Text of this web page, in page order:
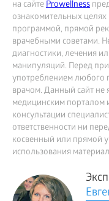
на сайтеProwellness
ознакомительных целях
программой, прямой
врачебными советами.
диагностики, лечения
манипуляций. Перед
употреблением любого
врачом. Данный сайт не
медицинским порталом
консультации
ответственности ни
косвенный или прямой
использования